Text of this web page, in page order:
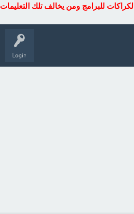
للبرامج ومن يخالف تلك التعليمات
Login